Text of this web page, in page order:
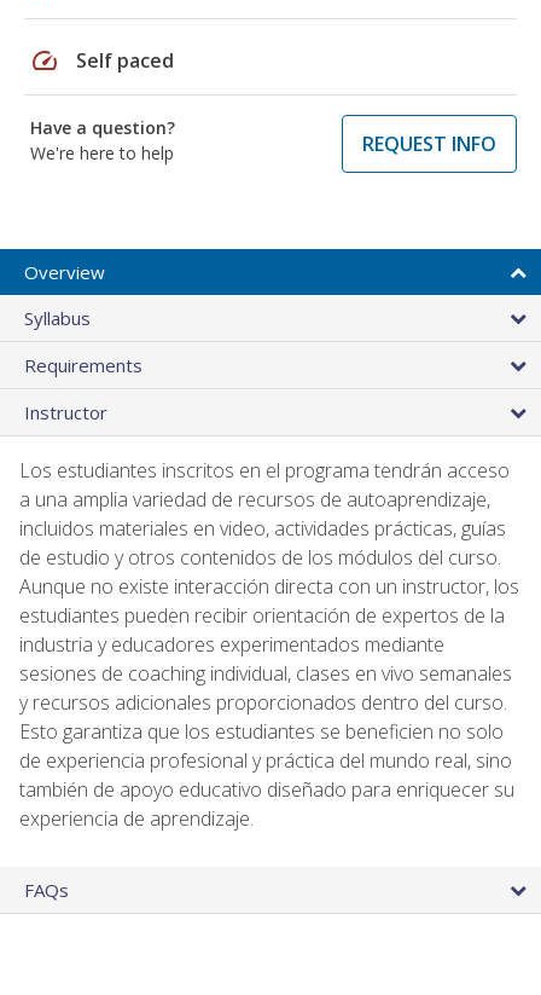
speed Self paced
Have a question?
We're here to help
REQUEST INFO
Overview
Syllabus
Requirements
Instructor
Los estudiantes inscritos en el programa tendrán acceso
a una amplia variedad de recursos de autoaprendizaje,
incluidos materiales en video, actividades prácticas, guías
de estudio y otros contenidos de los módulos del curso.
Aunque no existe interacción directa con un instructor, los
estudiantes pueden recibir orientación de expertos de la
industria y educadores experimentados mediante
sesiones de coaching individual, clases en vivo semanales
y recursos adicionales proporcionados dentro del curso.
Esto garantiza que los estudiantes se beneficien no solo
de experiencia profesional y práctica del mundo real, sino
también de apoyo educativo diseñado para enriquecer su
experiencia de aprendizaje.
FAQs